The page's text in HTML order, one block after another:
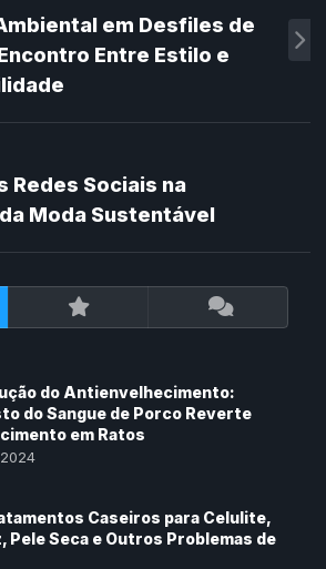
em Desfiles de
Entre Estilo e
Redes Sociais na
Moda Sustentável
do Antienvelhecimento:
do Sangue de Porco Reverte
em Ratos
Caseiros para Celulite,
Pele Seca e Outros Problemas de